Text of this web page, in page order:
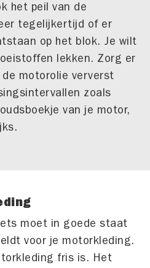
het peil van de
tegelijkertijd of er
op het blok. Je wilt
lekken. Zorg er
motorolie ververst
zoals
van je motor,
moet in goede staat
voor je motorkleding.
fris is. Het